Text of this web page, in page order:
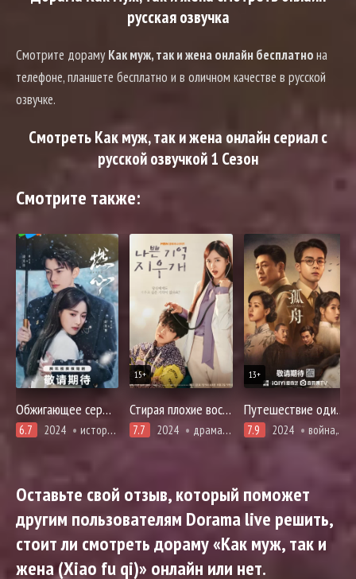
русская озвучка
Смотрите дорамуКак муж, так и жена онлайн бесплатнона
телефоне, планшете бесплатно и в оличном качестве в русской
озвучке.
Смотреть Как муж, так и жена онлайн сериал с
русской озвучкой 1 Сезон
Смотрите также:
Обжигающее сердце
6.7 2024 история, романтика
15+
Стирая плохие воспоминания
7.7 2024 драма, комедия, мелодрама, романтика
13+
Путешествие одинокого героя
7.9 2024 война, история, мистика, расследование, триллер
Оставьте свой отзыв, который поможет
другим пользователям Dorama live решить,
стоит ли смотреть дораму «Как муж, так и
жена (Xiao fu qi)» онлайн или нет.